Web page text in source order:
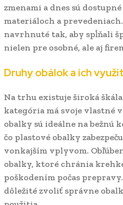
zmenami a dnes sú
materiáloch a
navrhnuté tak, aby spĺňali
nielen pre osobné, ale aj
Druhy obálok a ich
Na trhu existuje široká
kategória má svoje vlastné
obalky sú ideálne na bežnú
čo plastové obalky
vonkajším vplyvom.
obalky, ktoré chránia
poškodením počas
dôležité zvoliť správne